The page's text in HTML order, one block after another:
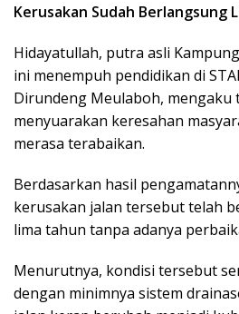
Kerusakan Sudah Berlangsung
Hidayatullah, putra asli
ini menempuh pendidikan di
Dirundeng Meulaboh,
menyuarakan keresahan
merasa terabaikan.
Berdasarkan hasil
kerusakan jalan tersebut telah
lima tahun tanpa adanya
Menurutnya, kondisi tersebut
dengan minimnya sistem